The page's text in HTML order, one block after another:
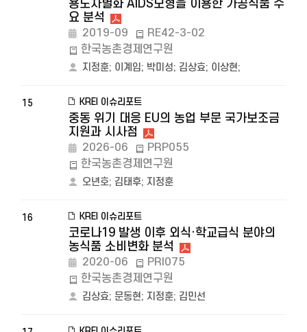
용도차별화 AIDS모형을 이용한 가공식품 수
요 분석
2019-09
RE42-3-02
한국농촌경제연구원
지정훈; 이계임; 박미성; 김상효; 이상현;
15 KREI 이슈리포트
중동 위기 대응 EU의 농업 부문 국가보조금
지원과 시사점
2026-06
PRP055
한국농촌경제연구원
오년호; 김태후; 지정훈
16 KREI 이슈리포트
코로나19 발생 이후 외식·학교급식 분야의
농식품 소비변화 분석
2020-06
PRI075
한국농촌경제연구원
김상효; 문동현; 지정훈; 김민선